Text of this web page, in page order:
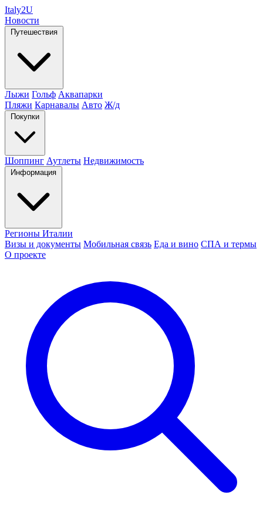
Italy2U
Новости
Путешествия
Лыжи Гольф Аквапарки
Пляжи Карнавалы Авто Ж/д
Покупки
Шоппинг Аутлеты Недвижимость
Информация
Регионы Италии
Визы и документы Мобильная связь Еда и вино СПА и термы
О проекте